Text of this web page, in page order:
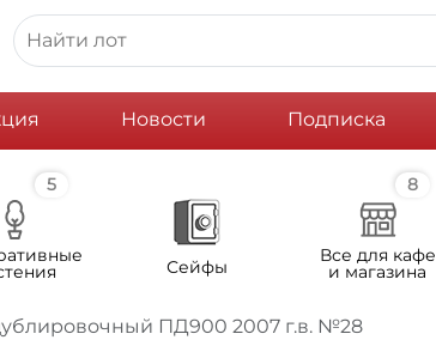
Новости Подписка
5
Сейфы
8
Все для кафе
и магазина
ПД900 2007 г.в. №28